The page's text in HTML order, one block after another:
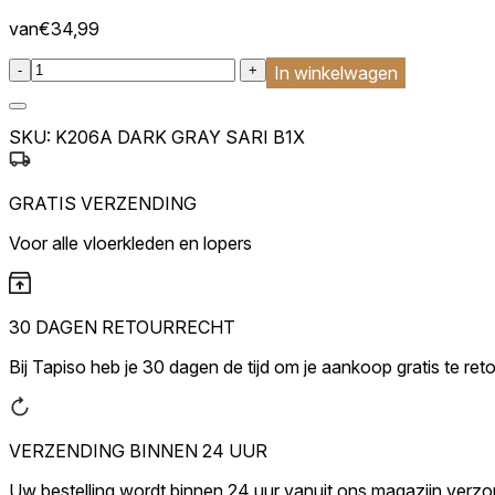
van€34,99
:product_name quantity
- + In winkelwagen
SKU: K206A DARK GRAY SARI B1X
GRATIS VERZENDING
Voor alle vloerkleden en lopers
30 DAGEN RETOURRECHT
Bij Tapiso heb je 30 dagen de tijd om je aankoop gratis te
VERZENDING BINNEN 24 UUR
Niet-geclassificeerd